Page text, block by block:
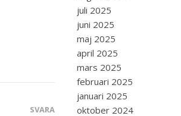
SVARA
juli 2025
juni 2025
maj 2025
april 2025
mars 2025
februari 2025
januari 2025
oktober 2024